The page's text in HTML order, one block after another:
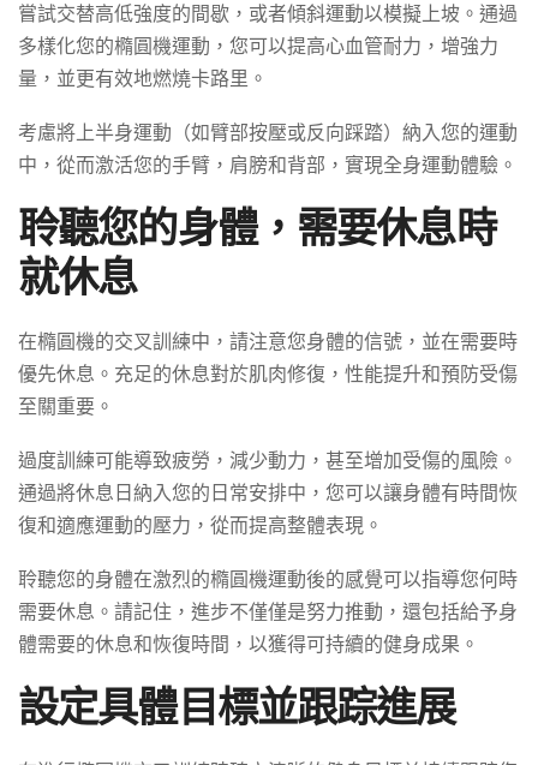
嘗試交替高低強度的間歇，或者傾斜運動以模擬上坡。通過
多樣化您的橢圓機運動，您可以提高心血管耐力，增強力
量，並更有效地燃燒卡路里。
考慮將上半身運動（如臂部按壓或反向踩踏）納入您的運動
中，從而激活您的手臂，肩膀和背部，實現全身運動體驗。
聆聽您的身體，需要休息時
就休息
在橢圓機的交叉訓練中，請注意您身體的信號，並在需要時
優先休息。充足的休息對於肌肉修復，性能提升和預防受傷
至關重要。
過度訓練可能導致疲勞，減少動力，甚至增加受傷的風險。
通過將休息日納入您的日常安排中，您可以讓身體有時間恢
復和適應運動的壓力，從而提高整體表現。
聆聽您的身體在激烈的橢圓機運動後的感覺可以指導您何時
需要休息。請記住，進步不僅僅是努力推動，還包括給予身
體需要的休息和恢復時間，以獲得可持續的健身成果。
設定具體目標並跟踪進展